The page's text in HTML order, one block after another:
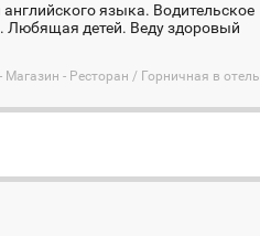
языка. Водительское
Любящая детей. Веду здоровый
Магазин - Ресторан / Горничная в отель